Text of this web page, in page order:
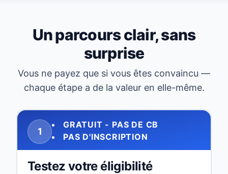
Un parcours clair, sans
surprise
Vous ne payez que si vous êtes convaincu —
chaque étape a de la valeur en elle-même.
1
GRATUIT - PAS DE CB
PAS D'INSCRIPTION
Testez votre éligibilité